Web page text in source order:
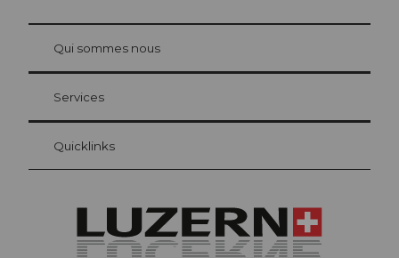
Carte d’hôte Lucerne
Vos avantages en tant qu'hôte pour la nuit
at Bre
Qui sommes nous
Services
Quicklinks